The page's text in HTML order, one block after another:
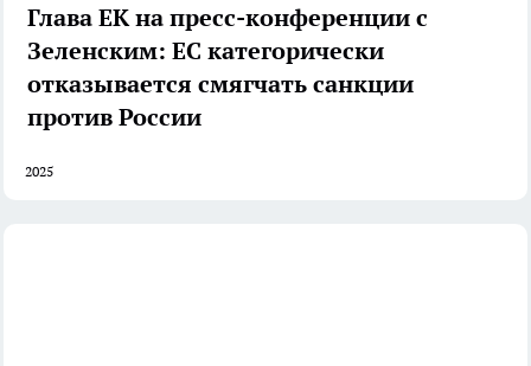
Глава ЕК на пресс-конференции с
Зеленским: ЕС категорически
отказывается смягчать санкции
против России
2025